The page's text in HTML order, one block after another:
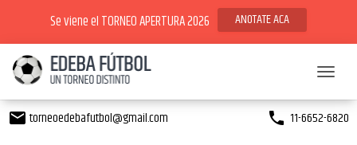
Se viene el TORNEO APERTURA 2026 ANOTATE ACA
emailtorneoedebafutbol@gmail.com phone 11-6652-6820